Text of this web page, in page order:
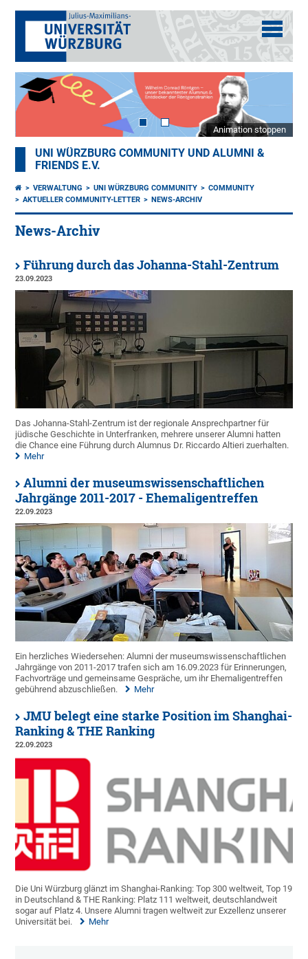
Animation stoppen
UNI WÜRZBURG COMMUNITY UND ALUMNI &
FRIENDS E.V.
VERWALTUNG UNI WÜRZBURG COMMUNITY
COMMUNITY
AKTUELLER COMMUNITY-LETTER
NEWS-ARCHIV
News-Archiv
Führung durch das Johanna-Stahl-Zentrum
23.09.2023
Das Johanna-Stahl-Zentrum ist der regionale Ansprechpartner für
jüdische Geschichte in Unterfranken, mehrere unserer Alumni hatten
die Chance eine Führung durch Alumnus Dr. Riccardo Altieri zuerhalten.
Mehr
Alumni der museumswissenschaftlichen
Jahrgänge 2011-2017 - Ehemaligentreffen
22.09.2023
Ein herzliches Wiedersehen: Alumni der museumswissenschaftlichen
Jahrgänge von 2011-2017 trafen sich am 16.09.2023 für Erinnerungen,
Fachvorträge und gemeinsame Gespräche, um ihr Ehemaligentreffen
gebührend abzuschließen.
Mehr
JMU belegt eine starke Position im Shanghai-
Ranking & THE Ranking
22.09.2023
Die Uni Würzburg glänzt im Shanghai-Ranking: Top 300 weltweit, Top 19
in Deutschland & THE Ranking: Platz 111 weltweit, deutschlandweit
sogar auf Platz 4. Unsere Alumni tragen weltweit zur Exzellenz unserer
Universität bei.
Mehr